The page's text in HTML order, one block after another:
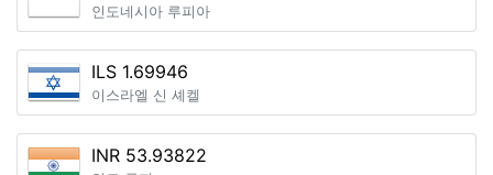
인도네시아 루피아
ILS 1.69946
이스라엘 신 셰켈
INR 53.93822